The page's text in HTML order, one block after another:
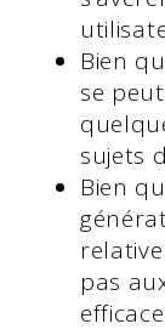
Bien
se
sujets
Bien
pas